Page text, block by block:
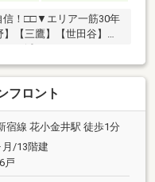
信！□□▼エリア一筋30年
【三鷹】【世田谷】に
▼不滅のチームワーク
！65名超のスタッフ
。▼ぜんぶ、住むつもり
デメリットも隠しませ
頼もしさ】に自信！不
とにかく楽しく▼【楽し
お時間を無駄にはしま
フロント
宿線 花小金井駅 徒歩1分
/13階建
戸